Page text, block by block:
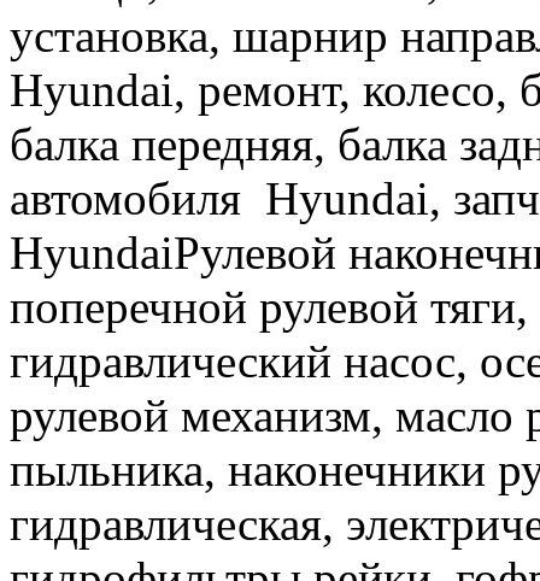
установка, шарнир
Hyundai, ремонт, колесо,
балка передняя, балка
автомобиля Hyundai,
HyundaiРулевой
поперечной рулевой
гидравлический насос,
рулевой механизм,
пыльника, наконечники
гидравлическая,